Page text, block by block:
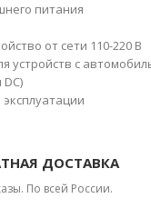
питания
от сети 110-220 В
устройств с
ДОСТАВКА
По всей России.